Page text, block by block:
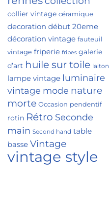
collier vintage céramique
decoration début 20eme
décoration vintage fauteuil
vintage friperie fripes galerie
d’art huile sur toile laiton
lampe vintage luminaire
vintage mode nature
morte Occasion pendentif
rotin Rétro Seconde
main Second hand table
basse Vintage
vintage style